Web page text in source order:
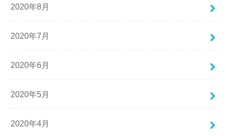
2020年8月
2020年7月
2020年6月
2020年5月
2020年4月